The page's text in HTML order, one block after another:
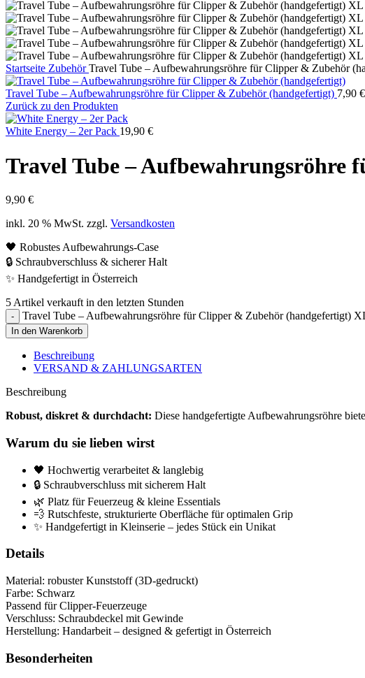
Startseite ZubehörTravel Tube – Aufbewahrungsröhre für Clipper & Zubehör
Travel Tube – Aufbewahrungsröhre für Clipper & Zubehör (handgefertigt) 7,90 €
Zurück zu den Produkten
White Energy – 2er Pack 19,90 €
Travel Tube –
9,90 €
inkl. 20 % MwSt. zzgl. Versandkosten
🖤 Robustes Aufbewahrungs-Case
🔒 Schraubverschluss & sicherer Halt
✨ Handgefertigt in Österreich
5 Artikel verkauft in den letzten Stunden
Travel Tube – Aufbewahrungsröhre für Clipper & Zubehör (handgefertigt)
In den Warenkorb
Beschreibung
VERSAND & ZAHLUNGSARTEN
Beschreibung
Robust, diskret & durchdacht: Diese handgefertigte Aufbewahrungsröhre
Warum du sie lieben wirst
🖤 Hochwertig verarbeitet & langlebig
🔒 Schraubverschluss mit sicherem Halt
🌿 Platz für Feuerzeug & kleine Essentials
💨 Rutschfeste, strukturierte Oberfläche für optimalen Grip
✨ Handgefertigt in Kleinserie – jedes Stück ein Unikat
Details
Material: robuster Kunststoff (3D-gedruckt)
Farbe: Schwarz
Passend für Clipper-Feuerzeuge
Verschluss: Schraubdeckel mit Gewinde
Herstellung: Handarbeit – designed & gefertigt in Österreich
Besonderheiten